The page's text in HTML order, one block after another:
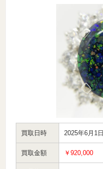
買取日時 2025年6月1日
買取金額 ￥920,000